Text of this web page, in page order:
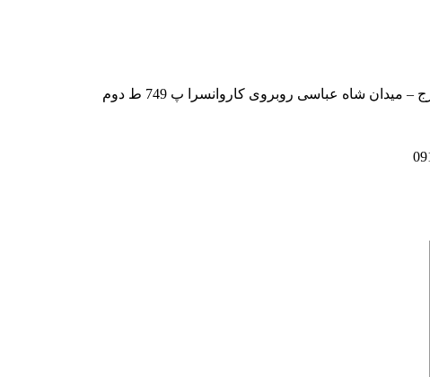
شاه عباسی روبروی کاروانسرا پ 749 ط دوم